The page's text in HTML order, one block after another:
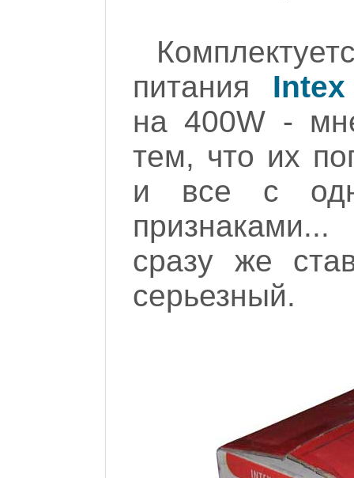
питания
на 400W -
тем, что их
и все с
сразу же
серьезный.